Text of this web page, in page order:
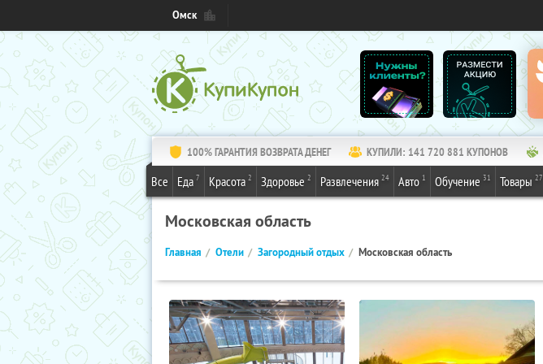
Омск
100% ГАРАНТИЯ ВОЗВРАТА ДЕНЕГ КУПИЛИ: 141 720 881 КУПОНОВ
Все Еда 7 Красота 2 Здоровье 2 Развлечения 24 Авто 1 Обучение 31 Товары 27
Московская область
Главная Отели Загородный отдых Московская область